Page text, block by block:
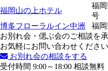
福岡山の上ホテル
福
号
博多フローラルイン中洲
福
お別れ会・偲ぶ会のご相談を
お気軽にお問い合わせください
お別れ会の相談をする
受付時間 9:00～18:00 相談無料